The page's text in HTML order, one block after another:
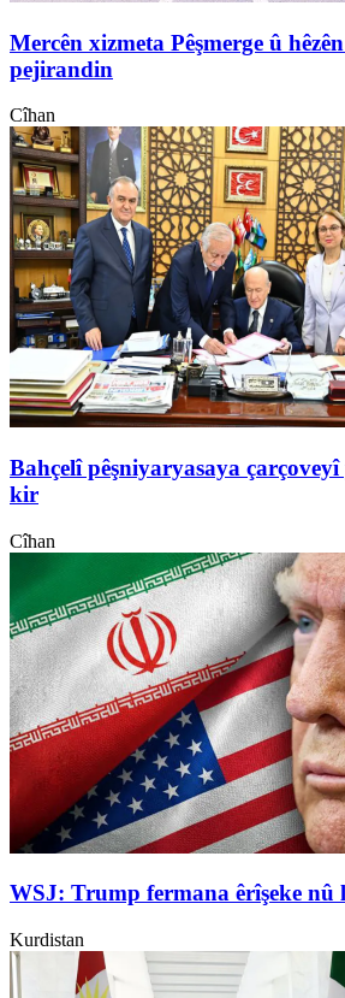
Mercên xizmeta Pêşmerge û
pejirandin
Cîhan
Bahçelî pêşniyaryasaya
kir
Cîhan
WSJ: Trump fermana êrîşeke
Kurdistan